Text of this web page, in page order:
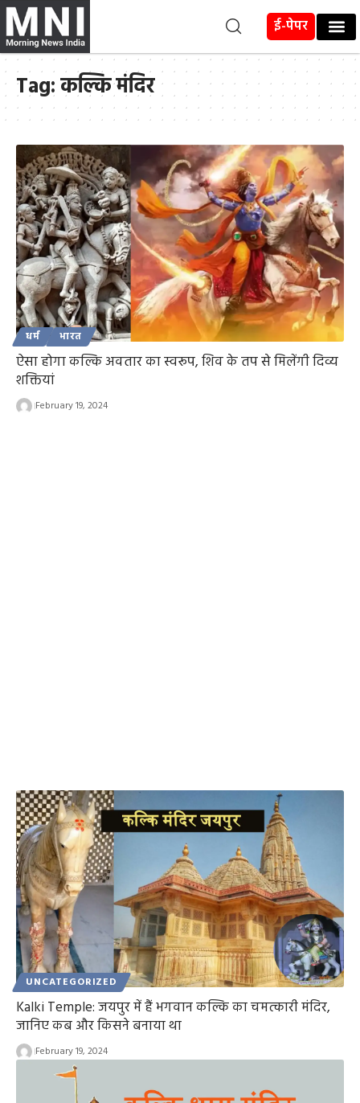
ई-पेपर
Tag:कल्कि मंदिर
धर्म भारत
ऐसा होगा कल्कि अवतार का स्वरूप, शिव के तप से मिलेंगी दिव्य
शक्तियां
February 19, 2024
UNCATEGORIZED
Kalki Temple: जयपुर में हैं भगवान कल्कि का चमत्कारी मंदिर,
जानिए कब और किसने बनाया था
February 19, 2024